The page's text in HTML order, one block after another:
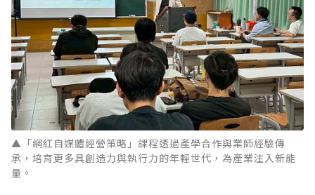
▲「網紅自媒體經營策略」課程透過產學合作與業師經驗傳
承，培育更多具創造力與執行力的年輕世代，為產業注入新能
量。